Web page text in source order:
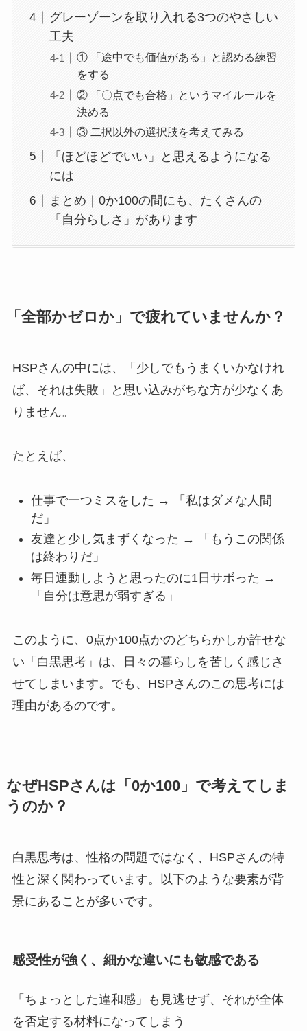
グレーゾーンを取り入れる3つのやさしい
工夫
① 「途中でも価値がある」と認める練習
をする
② 「〇点でも合格」というマイルールを
決める
③ 二択以外の選択肢を考えてみる
「ほどほどでいい」と思えるようになる
には
まとめ｜0か100の間にも、たくさんの
「自分らしさ」があります
「全部かゼロか」で疲れていませんか？
HSPさんの中には、「少しでもうまくいかなけれ
ば、それは失敗」と思い込みがちな方が少なくあ
りません。
たとえば、
仕事で一つミスをした → 「私はダメな人間
だ」
友達と少し気まずくなった → 「もうこの関係
は終わりだ」
毎日運動しようと思ったのに1日サボった →
「自分は意思が弱すぎる」
このように、0点か100点かのどちらかしか許せな
い「白黒思考」は、日々の暮らしを苦しく感じさ
せてしまいます。でも、HSPさんのこの思考には
理由があるのです。
なぜHSPさんは「0か100」で考えてしま
うのか？
白黒思考は、性格の問題ではなく、HSPさんの特
性と深く関わっています。以下のような要素が背
景にあることが多いです。
感受性が強く、細かな違いにも敏感である
「ちょっとした違和感」も見逃せず、それが全体
を否定する材料になってしまう